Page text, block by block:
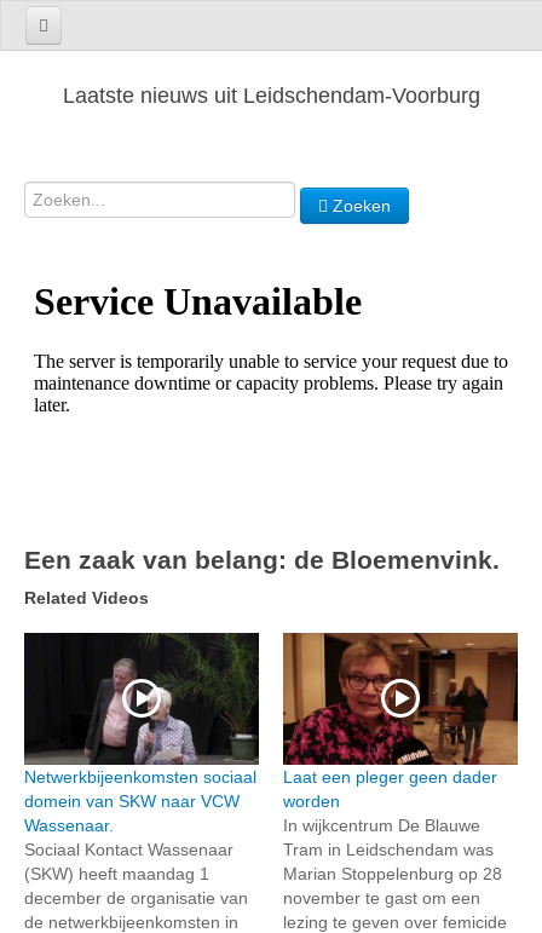
Laatste nieuws uit Leidschendam-Voorburg
Zoeken
Een zaak van belang: de Bloemenvink.
Related Videos
Netwerkbijeenkomsten sociaal
domein van SKW naar VCW
Wassenaar.
Sociaal Kontact Wassenaar
(SKW) heeft maandag 1
december de organisatie van
de netwerkbijeenkomsten in
Laat een pleger geen dader
worden
In wijkcentrum De Blauwe
Tram in Leidschendam was
Marian Stoppelenburg op 28
november te gast om een
lezing te geven over femicide